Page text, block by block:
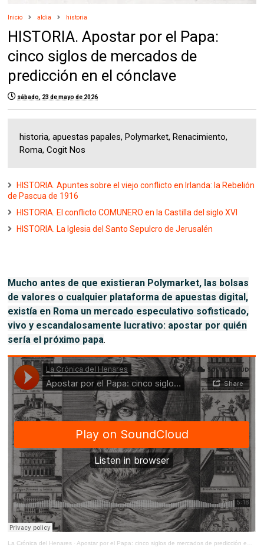
Inicio aldia historia
HISTORIA. Apostar por el Papa:
cinco siglos de mercados de
predicción en el cónclave
sábado, 23 de mayo de 2026
historia, apuestas papales, Polymarket, Renacimiento,
Roma, Cogit Nos
HISTORIA. Apuntes sobre el viejo conflicto en Irlanda: la Rebelión
de Pascua de 1916
HISTORIA. El conflicto COMUNERO en la Castilla del siglo XVI
HISTORIA. La Iglesia del Santo Sepulcro de Jerusalén
Mucho antes de que existieran Polymarket, las bolsas
de valores o cualquier plataforma de apuestas digital,
existía en Roma un mercado especulativo sofisticado,
vivo y escandalosamente lucrativo: apostar por quién
sería el próximo papa
La Crónica del Henares · Apostar por el Papa: cinco siglos de mercados de predicción en el cónclave